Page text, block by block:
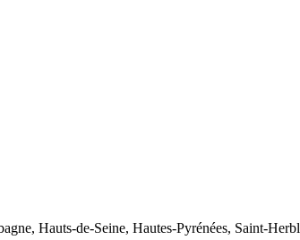
Hauts-de-Seine, Hautes-Pyrénées, Saint-